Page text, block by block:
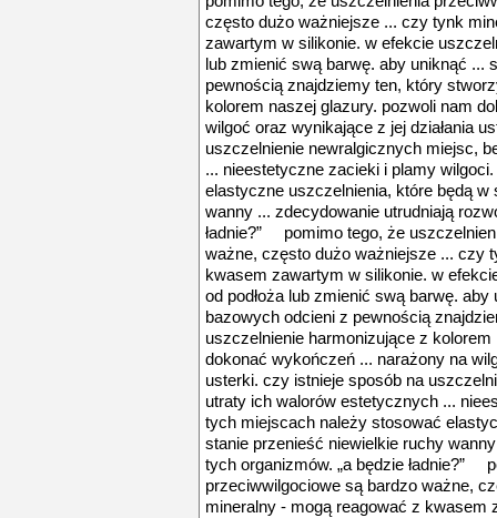
często dużo ważniejsze ... czy tynk
zawartym w silikonie. w efekcie
lub zmienić swą barwę. aby uniknąć
pewnością znajdziemy ten, który
kolorem naszej glazury. pozwoli nam
wilgoć oraz wynikające z jej działania
uszczelnienie newralgicznych miejsc,
... nieestetyczne zacieki i plamy
elastyczne uszczelnienia, które będą
wanny ... zdecydowanie utrudniają
ładnie?” pomimo tego, że
ważne, często dużo ważniejsze ... czy
kwasem zawartym w silikonie. w
od podłoża lub zmienić swą barwę.
bazowych odcieni z pewnością
uszczelnienie harmonizujące z
dokonać wykończeń ... narażony na
usterki. czy istnieje sposób na
utraty ich walorów estetycznych ...
tych miejscach należy stosować
stanie przenieść niewielkie ruchy
tych organizmów. „a będzie ładnie?”
przeciwwilgociowe są bardzo ważne,
mineralny - mogą reagować z kwasem